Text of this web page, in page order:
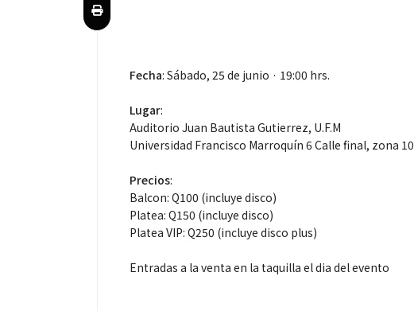
Fecha: Sábado, 25 de junio · 19:00 hrs.
Lugar:
Auditorio Juan Bautista Gutierrez, U.F.M
Universidad Francisco Marroquí­n 6 Calle final, zona 10
Precios:
Balcon: Q100 (incluye disco)
Platea: Q150 (incluye disco)
Platea VIP: Q250 (incluye disco plus)
Entradas a la venta en la taquilla el dia del evento